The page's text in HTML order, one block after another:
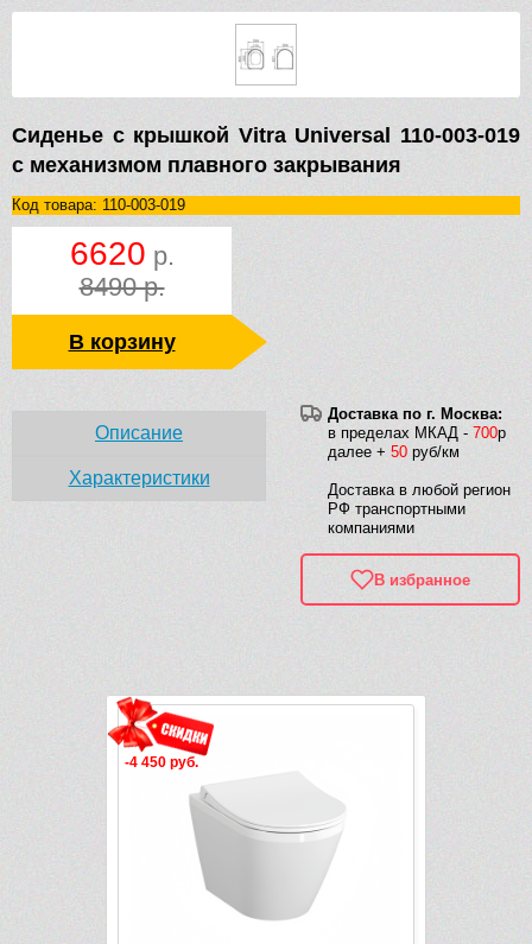
Сиденье с крышкой Vitra Universal 110-003-019
с механизмом плавного закрывания
Код товара: 110-003-019
6620 р.
8490 р.
В корзину
Доставка по г. Москва:
в пределах МКАД - 700р
далее + 50 руб/км
Доставка в любой регион
РФ транспортными
компаниями
В избранное
Описание
Характеристики
-4 450 руб.